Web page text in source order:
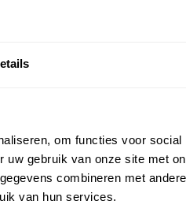
om functies voor social
gebruik van onze site met
combineren met
van hun services.